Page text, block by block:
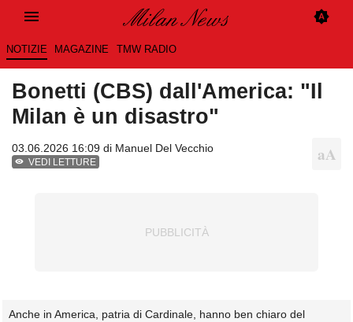
NOTIZIE MAGAZINE TMW RADIO
Bonetti (CBS) dall'America: "Il
Milan è un disastro"
03.06.2026 16:09 di Manuel Del Vecchio
VEDI LETTURE
Anche in America, patria di Cardinale, hanno ben chiaro del